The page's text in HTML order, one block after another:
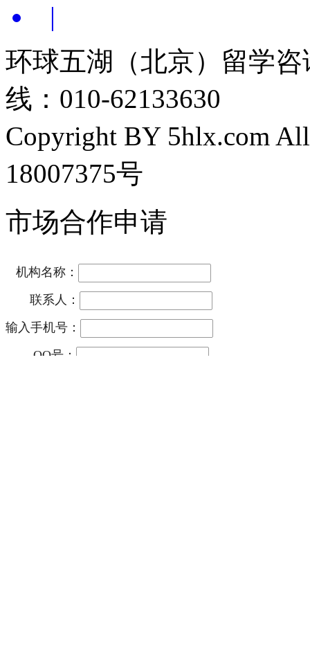
|
环球五湖（北京）留学
线：010-62133630
Copyright BY 5hlx.com
18007375号
市场合作申请